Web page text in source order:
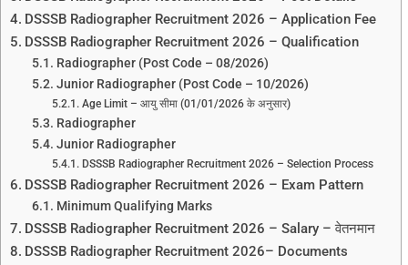
DSSSB Radiographer Recruitment 2026 – Application Fee
DSSSB Radiographer Recruitment 2026 – Qualification
Radiographer (Post Code – 08/2026)
Junior Radiographer (Post Code – 10/2026)
Age Limit – आयु सीमा (01/01/2026 के अनुसार)
Radiographer
Junior Radiographer
DSSSB Radiographer Recruitment 2026 – Selection Process
DSSSB Radiographer Recruitment 2026 – Exam Pattern
Minimum Qualifying Marks
DSSSB Radiographer Recruitment 2026 – Salary – वेतनमान
DSSSB Radiographer Recruitment 2026– Documents